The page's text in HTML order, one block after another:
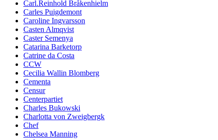
Carl.Reinhold Bråkenhielm
Carles Puigdemont
Caroline Ingvarsson
Casten Almqvist
Caster Semenya
Catarina Barketorp
Catrine da Costa
CCW
Cecilia Wallin Blomberg
Cementa
Censur
Centerpartiet
Charles Bukowski
Charlotta von Zweigbergk
Chef
Chelsea Manning